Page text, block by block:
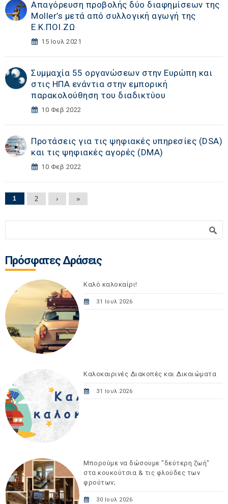
Απαγόρευση προβολής δύο διαφημίσεων της
Moller’s μετά από συλλογική αγωγή της
Ε.Κ.ΠΟΙ.ΖΩ
15 Ιουλ 2021
Συμμαχία 55 οργανώσεων στην Ευρώπη και
στις ΗΠΑ ενάντια στην εμπορική
παρακολούθηση του διαδικτύου
10 Φεβ 2022
Προτάσεις για τις ψηφιακές υπηρεσίες (DSA)
και τις ψηφιακές αγορές (DΜA)
10 Φεβ 2022
Σελίδες
1 2 › »
Πρόσφατες Δράσεις
Καλό καλοκαίρι!
31 Ιουλ 2026
Καλοκαιρινές Διακοπές και Δικαιώματα
31 Ιουλ 2026
Μπορούμε να δώσουμε "δεύτερη ζωή"
στα κουκούτσια & τις φλούδες των
φρούτων;
30 Ιουλ 2026